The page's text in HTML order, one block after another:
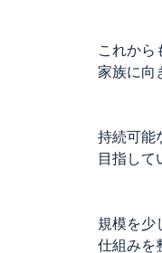
これから
家族に向
持続可能
目指して
規模を少
仕組みを